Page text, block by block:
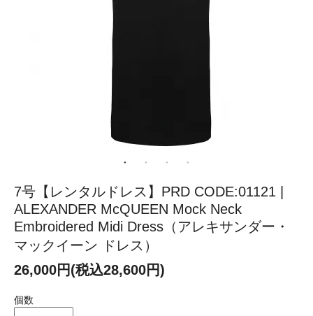
7号【レンタルドレス】PRD CODE:01121 |
ALEXANDER McQUEEN Mock Neck
Embroidered Midi Dress（アレキサンダー・
マックイーン ドレス）
26,000円(税込28,600円)
個数